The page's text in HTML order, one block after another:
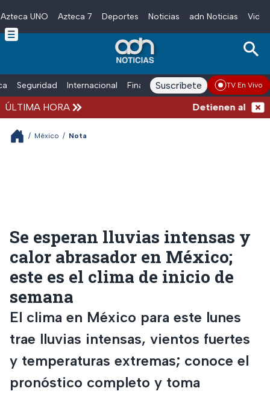
Skip to main content
Azteca UNO Azteca 7 Deportes Noticias adn Noticias
Seguridad Internacional Finanzas adn Noticias Radio
Suscríbete TV En Vivo
ÚLTIMA HORA Detienen al
/ México / Nota
Se esperan lluvias intensas y
calor abrasador en México;
este es el clima de inicio de
semana
El clima en México para este lunes
trae lluvias intensas, vientos fuertes
y temperaturas extremas; conoce el
pronóstico completo y toma